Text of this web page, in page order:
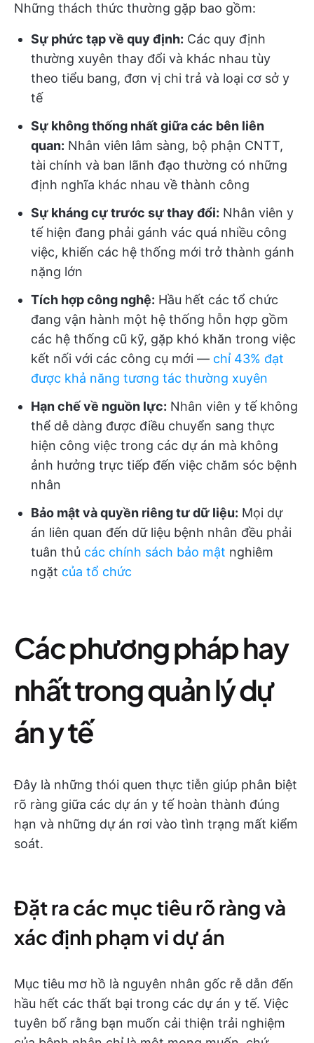
Những thách thức thường gặp bao gồm:
Sự phức tạp về quy định: Các quy định
thường xuyên thay đổi và khác nhau tùy
theo tiểu bang, đơn vị chi trả và loại cơ sở y
tế
Sự không thống nhất giữa các bên liên
quan: Nhân viên lâm sàng, bộ phận CNTT,
tài chính và ban lãnh đạo thường có những
định nghĩa khác nhau về thành công
Sự kháng cự trước sự thay đổi: Nhân viên y
tế hiện đang phải gánh vác quá nhiều công
việc, khiến các hệ thống mới trở thành gánh
nặng lớn
Tích hợp công nghệ: Hầu hết các tổ chức
đang vận hành một hệ thống hỗn hợp gồm
các hệ thống cũ kỹ, gặp khó khăn trong việc
kết nối với các công cụ mới — chỉ 43% đạt
được khả năng tương tác thường xuyên
Hạn chế về nguồn lực: Nhân viên y tế không
thể dễ dàng được điều chuyển sang thực
hiện công việc trong các dự án mà không
ảnh hưởng trực tiếp đến việc chăm sóc bệnh
nhân
Bảo mật và quyền riêng tư dữ liệu: Mọi dự
án liên quan đến dữ liệu bệnh nhân đều phải
tuân thủ các chính sách bảo mật nghiêm
ngặt của tổ chức
Các phương pháp hay
nhất trong quản lý dự
án y tế
Đây là những thói quen thực tiễn giúp phân biệt
rõ ràng giữa các dự án y tế hoàn thành đúng
hạn và những dự án rơi vào tình trạng mất kiểm
soát.
Đặt ra các mục tiêu rõ ràng và
xác định phạm vi dự án
Mục tiêu mơ hồ là nguyên nhân gốc rễ dẫn đến
hầu hết các thất bại trong các dự án y tế. Việc
tuyên bố rằng bạn muốn cải thiện trải nghiệm